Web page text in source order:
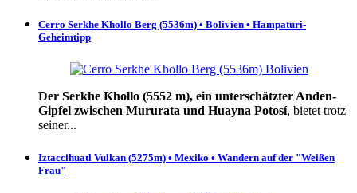
Cerro Serkhe Khollo Berg (5536m) • Bolivien • Hampaturi-
Geheimtipp
Der Serkhe Khollo (5552 m), ein unterschätzter Anden-
Gipfel zwischen Mururata und Huayna Potosí, bietet trotz
seiner...
Iztaccihuatl Vulkan (5275m) • Mexiko • Wandern auf der "Weißen
Frau"